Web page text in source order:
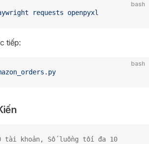
bash
requests openpyxl
tiếp:
bash
tài khoản, Số luồng tối đa 10